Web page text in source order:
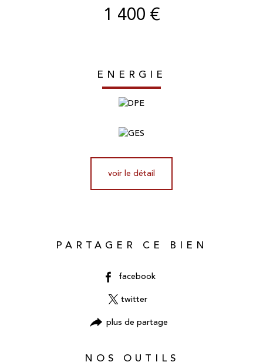
1 400 €
ENERGIE
voir le détail
PARTAGER CE BIEN
facebook
twitter
plus de partage
NOS OUTILS